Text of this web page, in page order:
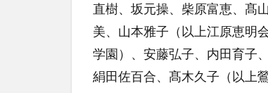
直樹、坂元操、柴原富恵、髙
美、山本雅子（以上江原恵明
学園）、安藤弘子、内田育子
絹田佐百合、髙木久子（以上